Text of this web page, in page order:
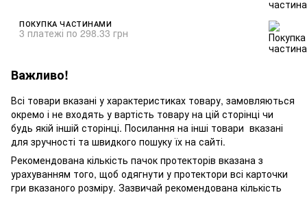
ПОКУПКА ЧАСТИНАМИ
3 платежі по 298.33 грн
Важливо!
Всі товари вказані у характеристиках товару, замовляються
окремо і не входять у вартість товару на цій сторінці чи
будь якій іншій сторінці. Посилання на інші товари вказані
для зручності та швидкого пошуку їх на сайті.
Рекомендована кількість пачок протекторів вказана з
урахуванням того, щоб одягнути у протектори всі карточки
гри вказаного розміру. Зазвичай рекомендована кількість